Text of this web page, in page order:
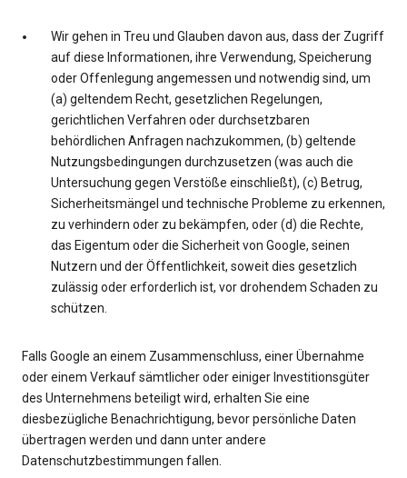
Wir gehen in Treu und Glauben davon aus, dass der Zugriff
auf diese Informationen, ihre Verwendung, Speicherung
oder Offenlegung angemessen und notwendig sind, um
(a) geltendem Recht, gesetzlichen Regelungen,
gerichtlichen Verfahren oder durchsetzbaren
behördlichen Anfragen nachzukommen, (b) geltende
Nutzungsbedingungen durchzusetzen (was auch die
Untersuchung gegen Verstöße einschließt), (c) Betrug,
Sicherheitsmängel und technische Probleme zu erkennen,
zu verhindern oder zu bekämpfen, oder (d) die Rechte,
das Eigentum oder die Sicherheit von Google, seinen
Nutzern und der Öffentlichkeit, soweit dies gesetzlich
zulässig oder erforderlich ist, vor drohendem Schaden zu
schützen.
Falls Google an einem Zusammenschluss, einer Übernahme
oder einem Verkauf sämtlicher oder einiger Investitionsgüter
des Unternehmens beteiligt wird, erhalten Sie eine
diesbezügliche Benachrichtigung, bevor persönliche Daten
übertragen werden und dann unter andere
Datenschutzbestimmungen fallen.